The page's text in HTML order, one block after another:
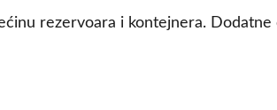
rezervoara i kontejnera.